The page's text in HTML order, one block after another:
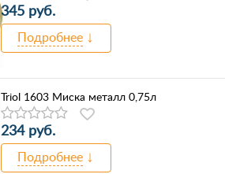
345 руб.
Подробнее
Triol 1603 Миска металл 0,75л
234 руб.
Подробнее